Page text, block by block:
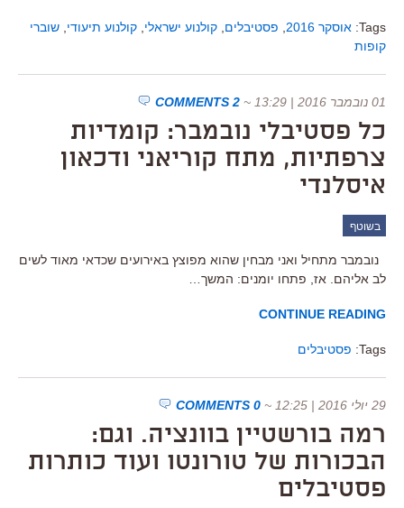
Tags: אוסקר 2016 פסטיבלים קולנוע ישראלי קולנוע תיעודי שוברי
קופות
01 נובמבר 2016 | 13:29 ~
2 COMMENTS
כל פסטיבלי נובמבר: קומדיות
צרפתיות, מתח קוריאני ודכאון
איסלנדי
בשוטף
נובמבר מתחיל ואני מבחין שהוא מפוצץ באירועים שכדאי מאוד לשים
לב אליהם. אז, פתחו יומנים: המשך…
CONTINUE READING
Tags: פסטיבלים
29 יולי 2016 | 12:25 ~
0 COMMENTS
רמה בורשטיין בוונציה. וגם:
הבכורות של טורונטו ועוד כותרות
פסטיבלים